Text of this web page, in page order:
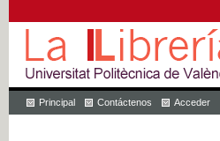
Principal Contáctenos Acceder